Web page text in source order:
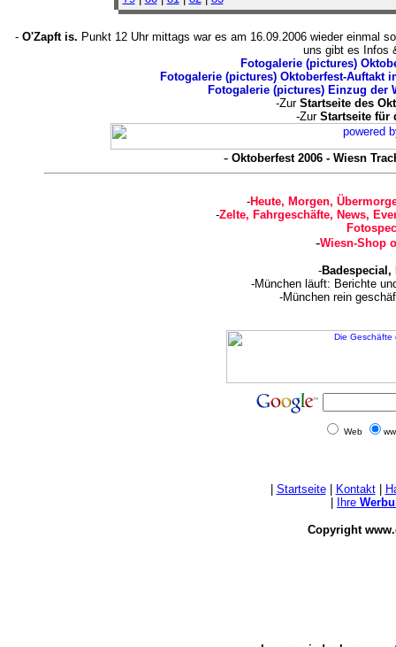
- O'Zapft is. Punkt 12 Uhr mittags war es am 16.09.2006 wieder einmal
uns gibt es Infos
Fotogalerie (pictures)
Fotogalerie (pictures) Oktoberfest-Auftakt
Fotogalerie (pictures) Einzug der
-Zur Startseite des
-Zur Startseite für
- Oktoberfest 2006 - Wiesn
-Heute, Morgen,
-Zelte, Fahrgeschäfte, News,
-Wiesn-Shop
-Badespecial,
-München läuft: Berichte
-München rein
Web
Startseite| Kontakt|
Ihre
Copyright